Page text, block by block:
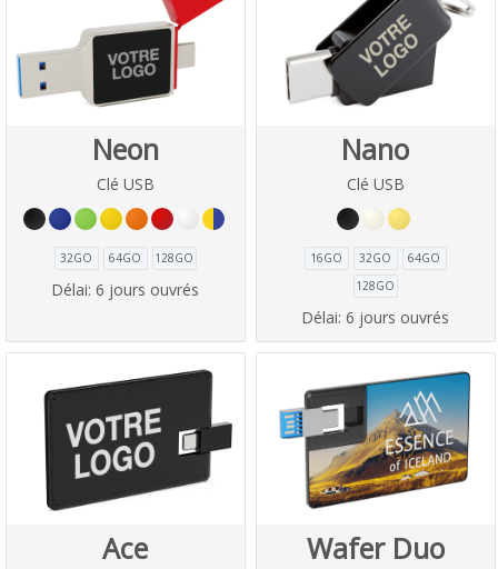
Neon
Clé USB
32GO 64GO 128GO
Délai: 6 jours ouvrés
Nano
Clé USB
16GO 32GO
64GO
128GO
Délai: 6 jours ouvrés
Ace Wafer Duo